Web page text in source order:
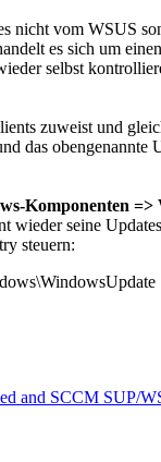
vom WSUS
es sich um
selbst
zuweist und
das
Komponenten =>
wieder seine
steuern:
and SCCM SUP/